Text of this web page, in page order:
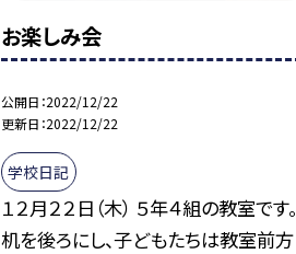
お楽しみ会
公開日 2022/12/22
更新日 2022/12/22
学校日記
１２月２２日（木） ５年４組の教室です。
机を後ろにし、子どもたちは教室前方